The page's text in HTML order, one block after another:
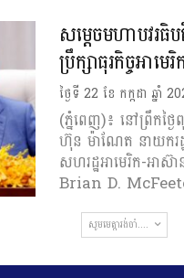
សម្តេចមហាបវរ
ប្រឹក្សាធុរកិច្ចអា
ថ្ងៃទី 22 ខែ កក្កដា ឆ្នាំ
(ភ្នំពេញ)៖ នៅព្រឹកថ្ង
ហ៊ុន ម៉ាណែត នាយករដ្ឋ
សហរដ្ឋអាមេរិក-អាស៊
Brian D.
សូមមេត្តារង់ចាំ....